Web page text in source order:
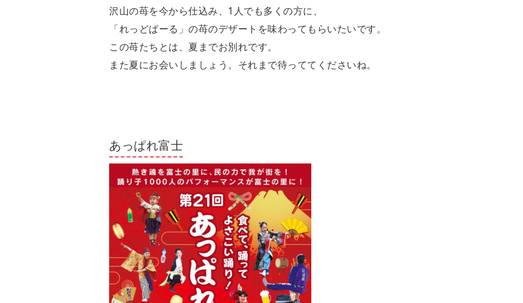
沢山の苺を今から仕込み、1人でも多くの方に、
「れっどぱーる」の苺のデザートを味わってもらいたいです。
この苺たちとは、夏までお別れです。
また夏にお会いしましょう。それまで待っててくださいね。
あっぱれ富士